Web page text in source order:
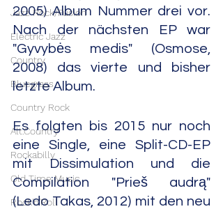
Jazz Rock/Fusion
Electric Jazz
Country
Bluegrass
Country Rock
Alt.Country
Rockabilly
Old Time Music
Rock'n'Roll
2005) Album Nummer drei vor.
Nach der nächsten EP war
"Gyvybės medis" (Osmose,
2008) das vierte und bisher
letzte Album.
Es folgten bis 2015 nur noch
eine Single, eine Split-CD-EP
mit Dissimulation und die
Compilation "Prieš audrą"
(Ledo Takas, 2012) mit den neu